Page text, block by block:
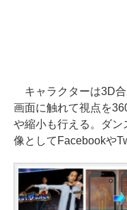
キャラクターは3D合
画面に触れて視点を
や縮小も行える。ダ
像としてFacebookや